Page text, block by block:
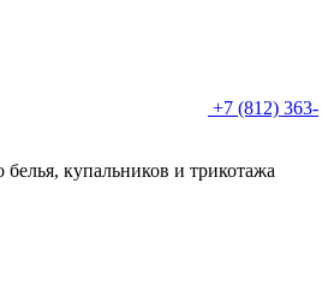
+7 (812) 363-
купальников и трикотажа